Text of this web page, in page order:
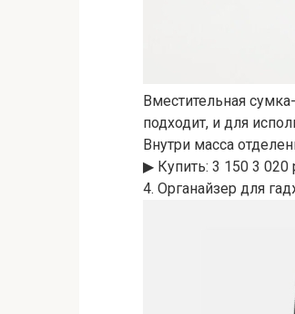
Вместительная
подходит, и для
Внутри масса
▶︎ Купить: 3 150 3 020
4. Органайзер для